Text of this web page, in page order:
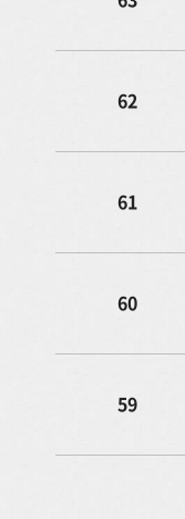
62
61
60
59